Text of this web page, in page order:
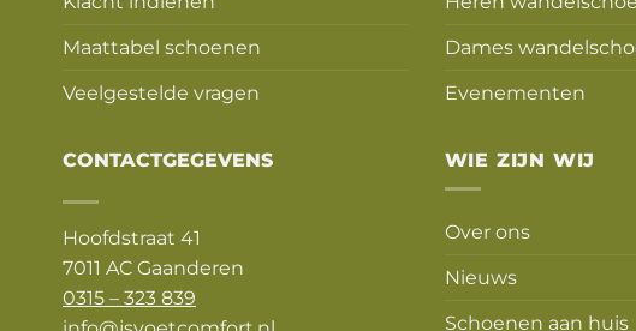
Maattabel schoenen
Veelgestelde vragen
Dames
Evenementen
CONTACTGEGEVENS
Hoofdstraat 41
7011 AC Gaanderen
0315 – 323 839
WIE ZIJN WIJ
Over ons
Nieuws
Schoenen aan huis